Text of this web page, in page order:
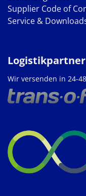
Supplier Code of
Service &
Logistikpartner
Wir versenden in 24-